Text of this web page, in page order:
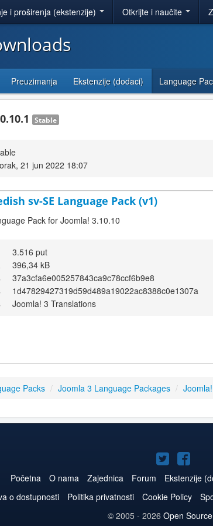
i proširenja (ekstenzije) Otkrijte i naučite
Preuzimanja Ekstenzije (dodaci) Language
Stable
21 jun 2022 18:07
sv-SE Language Pack (v1)
Pack for Joomla! 3.10.10
3.516 put
396,34 kB
37a3cfa6e005257843ca9c78ccf6b9e8
1d47829427319d59d489a19022ac8388c0e1307a
Joomla! 3 Translations
Packs / Joomla 3 Language Packages /
Joomla!
na
Twitteru
na
Početna O nama Zajednica Forum Ekstenzije
o dostupnosti
Politika privatnosti Cookie Policy
© 2005 - 2026 Open